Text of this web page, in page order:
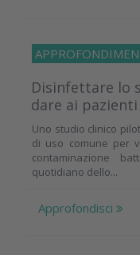
Disinfettare lo
dare ai pazienti
Uno studio clinico
di uso comune per
contaminazione
quotidiano dello...
Approfondisci